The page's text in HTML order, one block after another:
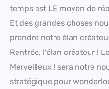
temps est LE moyen de
Et des grandes choses
prendre notre élan
Rentrée, l’élan créateur !
Merveilleux ! sera notre
stratégique pour